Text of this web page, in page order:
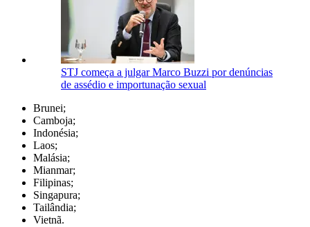
STJ começa a julgar Marco Buzzi por denúncias
de assédio e importunação sexual
Brunei;
Camboja;
Indonésia;
Laos;
Malásia;
Mianmar;
Filipinas;
Singapura;
Tailândia;
Vietnã.